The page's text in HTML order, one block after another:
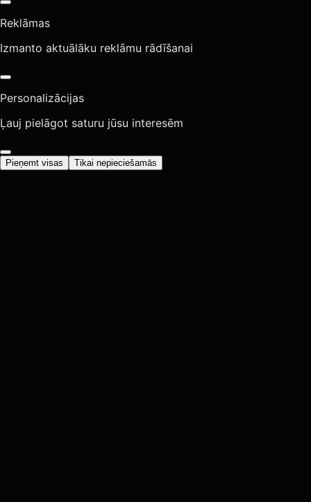
Reklāmas
Izmanto aktuālāku reklāmu rādīšanai
Personalizācijas
Ļauj pielāgot saturu jūsu interesēm
Pieņemt visas Tikai nepieciešamās